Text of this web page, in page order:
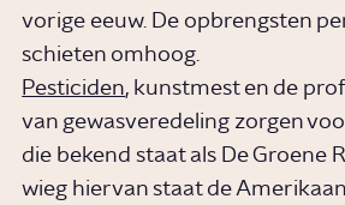
vorige eeuw. De opbrengsten
schieten omhoog.
Pesticiden, kunstmest en de
van gewasveredeling zorgen
die bekend staat als De Groene
wieg hiervan staat de